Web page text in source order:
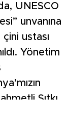
UNESCO
unvanına
ustası
Yönetim
Sıtkı